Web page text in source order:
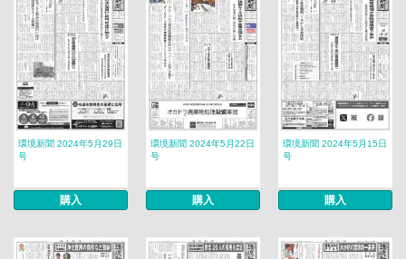
環境新聞 2024年5月29日
号
購入
環境新聞 2024年5月22日
号
購入
環境新聞 2024年5月15日
号
購入